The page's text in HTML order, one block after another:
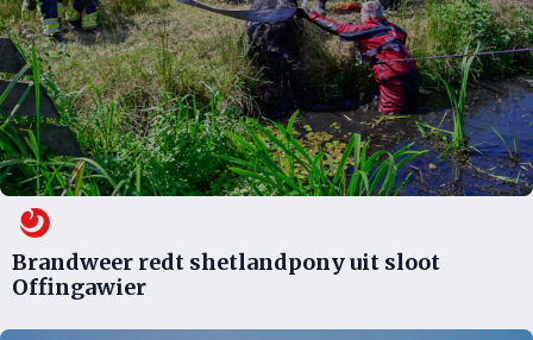
Brandweer redt shetlandpony uit sloot
Offingawier